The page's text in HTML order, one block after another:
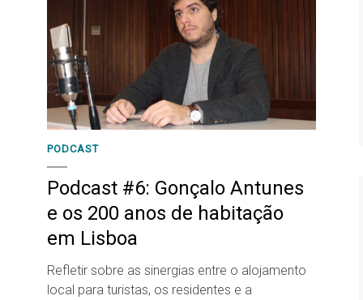
PODCAST
Podcast #6: Gonçalo Antunes
e os 200 anos de habitação
em Lisboa
Refletir sobre as sinergias entre o alojamento
local para turistas, os residentes e a